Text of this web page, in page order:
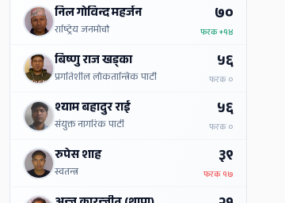
निल गोविन्द महर्जन
राष्ट्रिय जनमोर्चा
७०
फरक+१४
बिष्णु राज खड्का
प्रगतिशील लोकतान्त्रिक पार्टी
५६
फरक०
श्याम बहादुर राई
संयुक्त नागरिक पार्टी
५६
फरक०
रुपेस शाह
स्वतन्त्र
३९
फरक१७